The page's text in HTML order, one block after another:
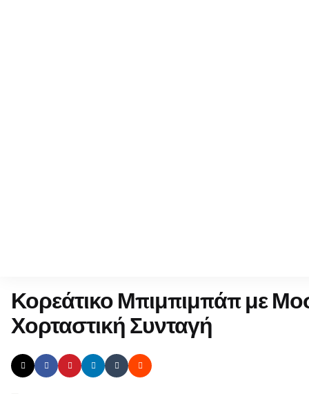
Κορεάτικο Μπιμπιμπάπ με
Χορταστική Συνταγή